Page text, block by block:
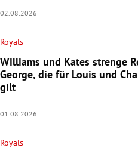
02.08.2026
Royals
Williams und Kates strenge
George, die für Louis und
gilt
01.08.2026
Royals